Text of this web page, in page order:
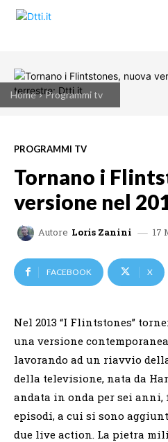
Home Programmi tv
PROGRAMMI TV
Tornano i
versione nel
Autore Loris Zanini 17
FACEBOOK X
Nel 2013 “I Flintstones”
una versione
lavorando ad un riavvio
della televisione, nata da
andata in onda per sei anni,
episodi, a cui si sono
due live action. La pietra